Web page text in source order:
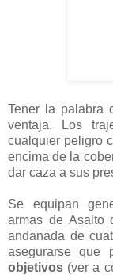
Tener la palabra
ventaja. Los
cualquier peligro
encima de la
dar caza a sus
Se equipan
armas de Asalto
andanada de
asegurarse que
objetivos (ver a